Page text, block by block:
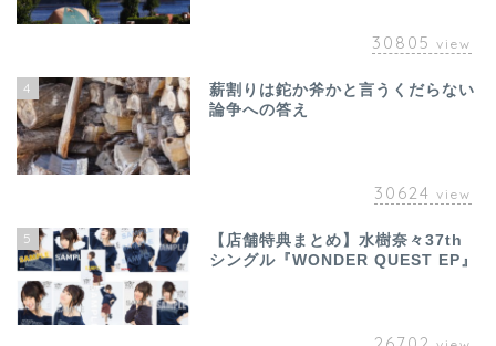
30805 view
4
薪割りは鉈か斧かと言うくだらない
論争への答え
30624 view
5
【店舗特典まとめ】水樹奈々37th
シングル『WONDER QUEST EP』